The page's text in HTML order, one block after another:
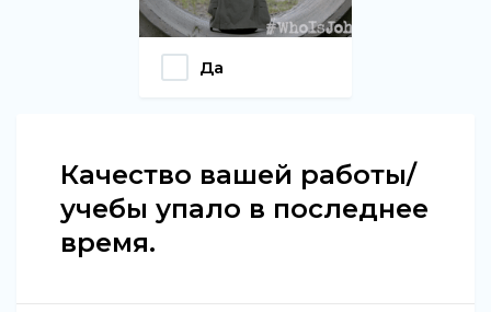
Да
Качество вашей работы/
учебы упало в последнее
время.